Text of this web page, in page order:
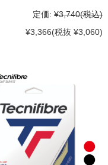
定価: ¥3,740(税込)
¥3,366(税抜 ¥3,060)